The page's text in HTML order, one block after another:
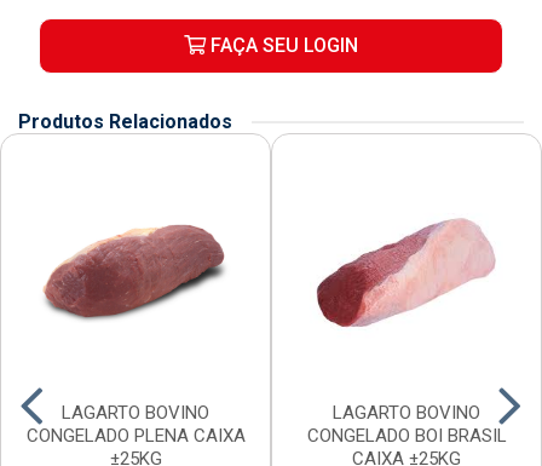
FAÇA SEU LOGIN
Produtos Relacionados
LAGARTO BOVINO
CONGELADO PLENA CAIXA
±25KG
LAGARTO BOVINO
CONGELADO BOI BRASIL
CAIXA ±25KG